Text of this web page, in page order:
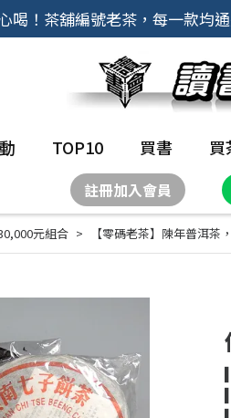
喝！茶舖編號老茶，每一款均
TOP10 買書 買
註冊加入會員
元組合 【零碼老茶】陳年普洱茶